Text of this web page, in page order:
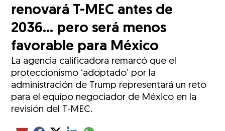
renovará T-MEC antes de
2036... pero será menos
favorable para México
La agencia calificadora remarcó que el
proteccionismo ‘adoptado’ por la
administración de Trump representará un reto
para el equipo negociador de México en la
revisión del T-MEC.